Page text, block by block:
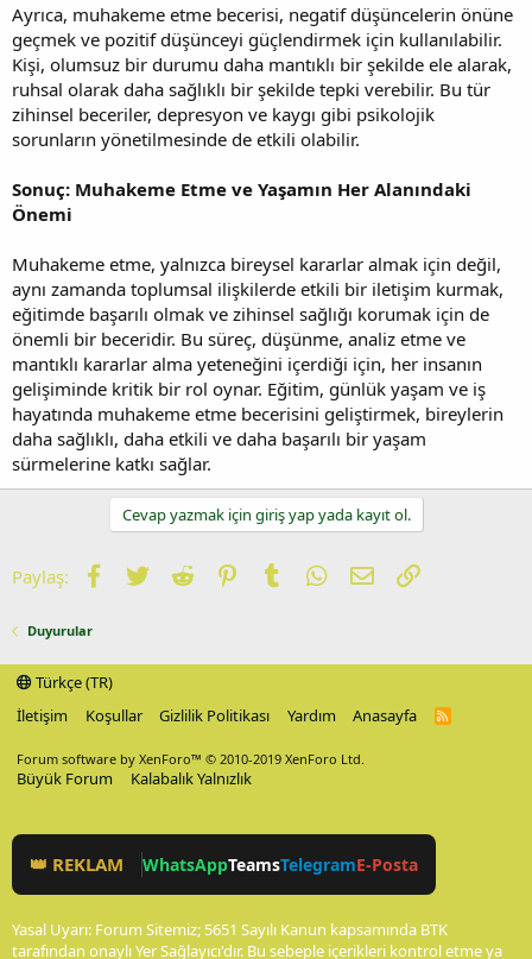
Ayrıca, muhakeme etme becerisi, negatif düşüncelerin önüne
geçmek ve pozitif düşünceyi güçlendirmek için kullanılabilir.
Kişi, olumsuz bir durumu daha mantıklı bir şekilde ele alarak,
ruhsal olarak daha sağlıklı bir şekilde tepki verebilir. Bu tür
zihinsel beceriler, depresyon ve kaygı gibi psikolojik
sorunların yönetilmesinde de etkili olabilir.
Sonuç: Muhakeme Etme ve Yaşamın Her Alanındaki
Önemi
Muhakeme etme, yalnızca bireysel kararlar almak için değil,
aynı zamanda toplumsal ilişkilerde etkili bir iletişim kurmak,
eğitimde başarılı olmak ve zihinsel sağlığı korumak için de
önemli bir beceridir. Bu süreç, düşünme, analiz etme ve
mantıklı kararlar alma yeteneğini içerdiği için, her insanın
gelişiminde kritik bir rol oynar. Eğitim, günlük yaşam ve iş
hayatında muhakeme etme becerisini geliştirmek, bireylerin
daha sağlıklı, daha etkili ve daha başarılı bir yaşam
sürmelerine katkı sağlar.
Cevap yazmak için giriş yap yada kayıt ol.
Paylaş: Facebook
TwitterReddit PinterestTumblrWhatsApp
E-postaLink
Duyurular
Türkçe (TR)
İletişim
Koşullar Gizlilik Politikası Yardım Anasayfa
R
Forum software by XenForo™ © 2010-2019 XenForo Ltd.
Büyük Forum Kalabalık Yalnızlık
👑 REKLAM WhatsAppTeamsTelegramE-Posta
Yasal Uyarı: Forum Sitemiz; 5651 Sayılı Kanun kapsamında BTK
tarafından onaylı Yer Sağlayıcı'dır. Bu sebeple içerikleri kontrol etme ya